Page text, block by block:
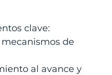
clave:
de
al avance y